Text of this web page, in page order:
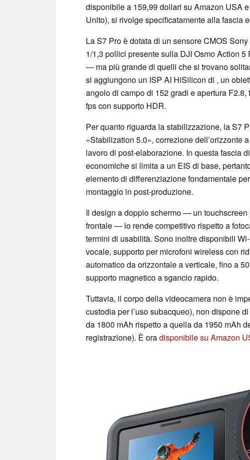
disponibile a 159,99 dollari su Amazon USA
Unito), si rivolge specificatamente alla fascia
La S7 Pro è dotata di un sensore CMOS
1/1,3 pollici presente sulla DJI Osmo Action
— ma più grande di quelli che si trovano
si aggiungono un ISP AI HiSilicon di , un
angolo di campo di 152 gradi e apertura
fps con supporto HDR.
Per quanto riguarda la stabilizzazione, la S7
«Stabilization 5.0», correzione dell’orizzonte
lavoro di post-elaborazione. In questa fascia
economiche si limita a un EIS di base,
elemento di differenziazione fondamentale
montaggio in post-produzione.
Il design a doppio schermo — un
frontale — lo rende competitivo rispetto a
termini di usabilità. Sono inoltre disponibili
vocale, supporto per microfoni wireless con
automatico da orizzontale a verticale, fino a
supporto magnetico a sgancio rapido.
Tuttavia, il corpo della videocamera non è
custodia per l’uso subacqueo), non dispone
da 1800 mAh rispetto a quella da 1950 mAh
registrazione). È oradisponibile su Amazon